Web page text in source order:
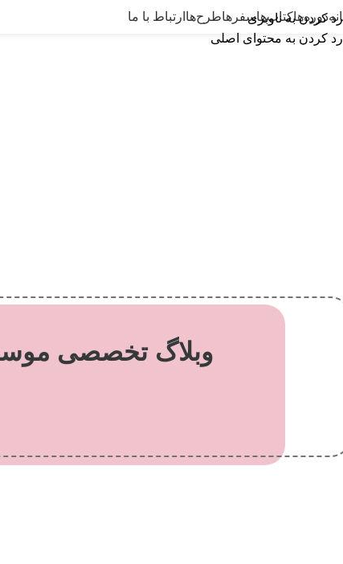
رد کردن به ناوبری
رد کردن به محتوای اصلی
دوره‌هاکتاب‌هاسفرهاطرح‌ها ارتباط با ما
وبلاگ تخصصی